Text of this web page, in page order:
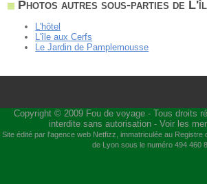
Photos autres sous-parties de
L'hôtel
L'île aux Cerfs
Le Jardin de Pamplemousse
Copyright © 2009 Fou de voyage- Tous droits
interdite sans autorisation - Voir les
Site édité par l'agence web Netfizz , immatriculée au
de Lyon sous le numéro 494 460